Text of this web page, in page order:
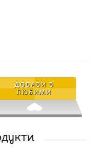
ДОБАВИ В
ЛЮБИМИ